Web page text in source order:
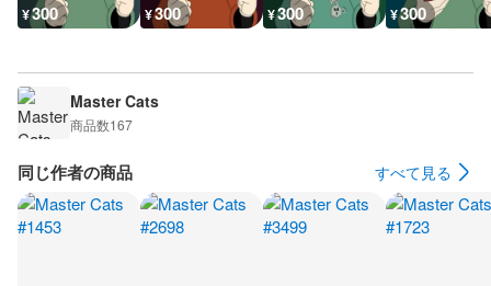
¥300 ¥300 ¥300 ¥300
Master Cats
商品数167
同じ作者の商品 すべて見る